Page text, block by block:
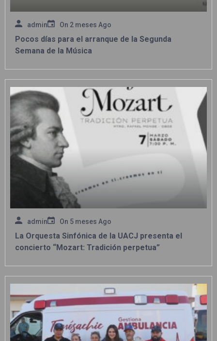
admin On 2 meses Ago
Pocos días para el arranque de la Segunda
Semana de la Música
admin On 5 meses Ago
La Orquesta Sinfónica de la UACJ presenta el
concierto “Mozart: Tradición perpetua”